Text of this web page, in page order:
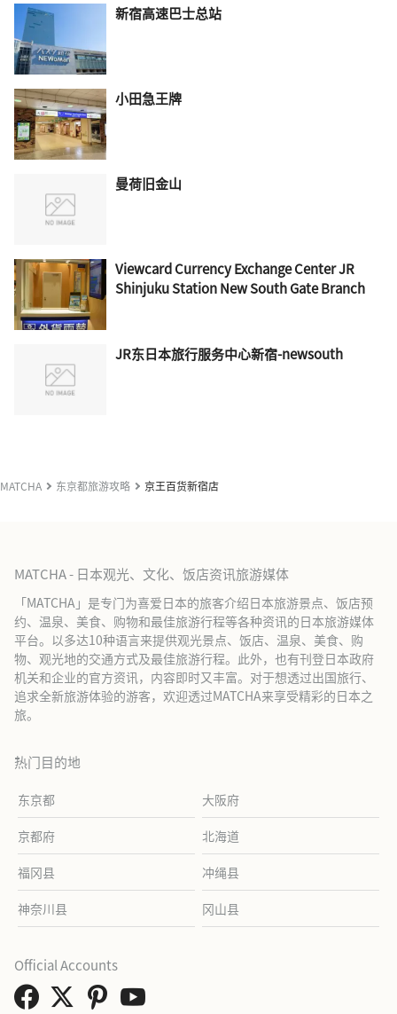
新宿高速巴士总站
小田急王牌
曼荷旧金山
Viewcard Currency Exchange Center JR
Shinjuku Station New South Gate Branch
JR东日本旅行服务中心新宿-newsouth
MATCHA 东京都旅游攻略 京王百货新宿店
MATCHA - 日本观光、文化、饭店资讯旅游媒体
「MATCHA」是专门为喜爱日本的旅客介绍日本旅游景点、饭店预
约、温泉、美食、购物和最佳旅游行程等各种资讯的日本旅游媒体
平台。以多达10种语言来提供观光景点、饭店、温泉、美食、购
物、观光地的交通方式及最佳旅游行程。此外，也有刊登日本政府
机关和企业的官方资讯，内容即时又丰富。对于想透过出国旅行、
追求全新旅游体验的游客，欢迎透过MATCHA来享受精彩的日本之
旅。
热门目的地
东京都 大阪府
京都府 北海道
福冈县 冲绳县
神奈川县 冈山县
Official Accounts